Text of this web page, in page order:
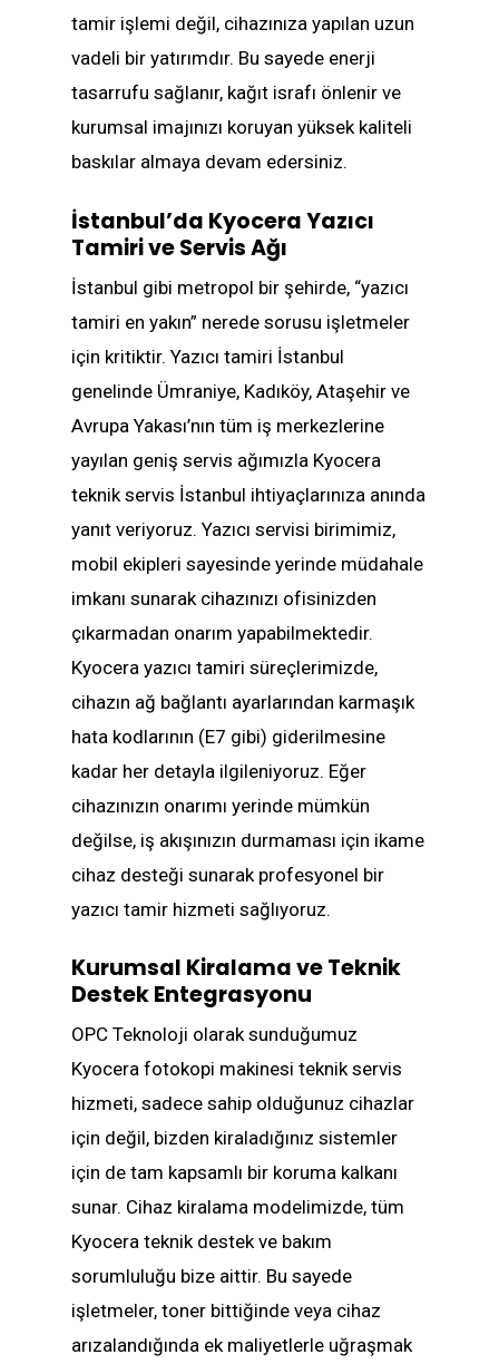
tamir işlemi değil, cihazınıza yapılan uzun
vadeli bir yatırımdır. Bu sayede enerji
tasarrufu sağlanır, kağıt israfı önlenir ve
kurumsal imajınızı koruyan yüksek kaliteli
baskılar almaya devam edersiniz.
İstanbul’da Kyocera Yazıcı
Tamiri ve Servis Ağı
İstanbul gibi metropol bir şehirde, “yazıcı
tamiri en yakın” nerede sorusu işletmeler
için kritiktir. Yazıcı tamiri İstanbul
genelinde Ümraniye, Kadıköy, Ataşehir ve
Avrupa Yakası’nın tüm iş merkezlerine
yayılan geniş servis ağımızla Kyocera
teknik servis İstanbul ihtiyaçlarınıza anında
yanıt veriyoruz. Yazıcı servisi birimimiz,
mobil ekipleri sayesinde yerinde müdahale
imkanı sunarak cihazınızı ofisinizden
çıkarmadan onarım yapabilmektedir.
Kyocera yazıcı tamiri süreçlerimizde,
cihazın ağ bağlantı ayarlarından karmaşık
hata kodlarının (E7 gibi) giderilmesine
kadar her detayla ilgileniyoruz. Eğer
cihazınızın onarımı yerinde mümkün
değilse, iş akışınızın durmaması için ikame
cihaz desteği sunarak profesyonel bir
yazıcı tamir hizmeti sağlıyoruz.
Kurumsal Kiralama ve Teknik
Destek Entegrasyonu
OPC Teknoloji olarak sunduğumuz
Kyocera fotokopi makinesi teknik servis
hizmeti, sadece sahip olduğunuz cihazlar
için değil, bizden kiraladığınız sistemler
için de tam kapsamlı bir koruma kalkanı
sunar. Cihaz kiralama modelimizde, tüm
Kyocera teknik destek ve bakım
sorumluluğu bize aittir. Bu sayede
işletmeler, toner bittiğinde veya cihaz
arızalandığında ek maliyetlerle uğraşmak